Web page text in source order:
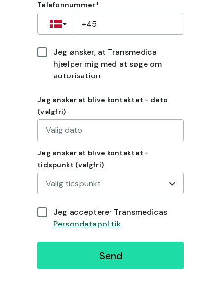
Telefonnummer*
Jeg ønsker, at Transmedica
hjælper mig med at søge om
autorisation
Jeg ønsker at blive kontaktet - dato
(valgfri)
Valig dato
Jeg ønsker at blive kontaktet -
tidspunkt (valgfri)
Valig tidspunkt
Jeg accepterer Transmedicas
Persondatapolitik
Send